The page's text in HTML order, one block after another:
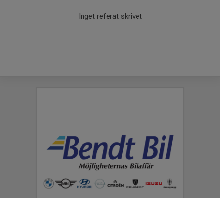
Inget referat skrivet